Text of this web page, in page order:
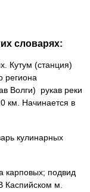
словарях:
Кутум (станция)
региона
Волги) рукав реки
км. Начинается в
кулинарных
карповых; подвид
Каспийском м.